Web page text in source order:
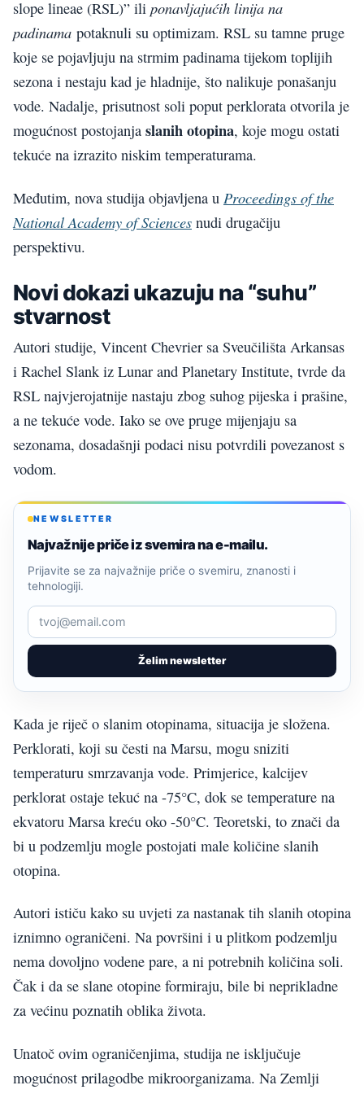
slope lineae (RSL)” ili ponavljajućih linija na
padinama potaknuli su optimizam. RSL su tamne pruge
koje se pojavljuju na strmim padinama tijekom toplijih
sezona i nestaju kad je hladnije, što nalikuje ponašanju
vode. Nadalje, prisutnost soli poput perklorata otvorila je
mogućnost postojanja slanih otopina, koje mogu ostati
tekuće na izrazito niskim temperaturama.
Međutim, nova studija objavljena u Proceedings of the
National Academy of Sciences nudi drugačiju
perspektivu.
Novi dokazi ukazuju na “suhu”
stvarnost
Autori studije, Vincent Chevrier sa Sveučilišta Arkansas
i Rachel Slank iz Lunar and Planetary Institute, tvrde da
RSL najvjerojatnije nastaju zbog suhog pijeska i prašine,
a ne tekuće vode. Iako se ove pruge mijenjaju sa
sezonama, dosadašnji podaci nisu potvrdili povezanost s
vodom.
NEWSLETTER
Najvažnije priče iz svemira na e-mailu.
Želim newsletter
Prijavite se za najvažnije priče o svemiru, znanosti i
tehnologiji.
Kada je riječ o slanim otopinama, situacija je složena.
Perklorati, koji su česti na Marsu, mogu sniziti
temperaturu smrzavanja vode. Primjerice, kalcijev
perklorat ostaje tekuć na -75°C, dok se temperature na
ekvatoru Marsa kreću oko -50°C. Teoretski, to znači da
bi u podzemlju mogle postojati male količine slanih
otopina.
Autori ističu kako su uvjeti za nastanak tih slanih otopina
iznimno ograničeni. Na površini i u plitkom podzemlju
nema dovoljno vodene pare, a ni potrebnih količina soli.
Čak i da se slane otopine formiraju, bile bi neprikladne
za većinu poznatih oblika života.
Unatoč ovim ograničenjima, studija ne isključuje
mogućnost prilagodbe mikroorganizama. Na Zemlji